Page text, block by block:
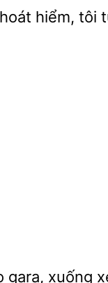
hiểm, tôi
gara, xuống